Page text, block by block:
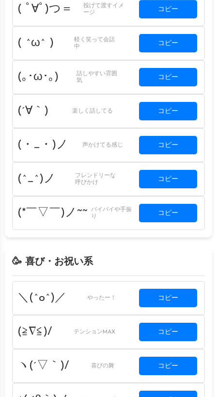
( ﾟ∀ﾟ)つ＝
投げて渡すイメ
ージ
コピー
( ^ω^ )
軽く笑って会話
中
コピー
(｡･ω･｡)
話しやすい雰囲
気
コピー
(´∀｀) 楽しく話してる コピー
(・_・)ノ 声かけてる感じ コピー
(^_^)ノ
フレンドリーな
呼びかけ
コピー
(*￣▽￣)ノ~~
バイバイや手振
り
コピー
🥳 喜び・お祝い系
＼(^o^)／ やったー！ コピー
(≧∇≦)/ テンションMAX コピー
ヽ(´▽｀)/ 喜びの舞 コピー